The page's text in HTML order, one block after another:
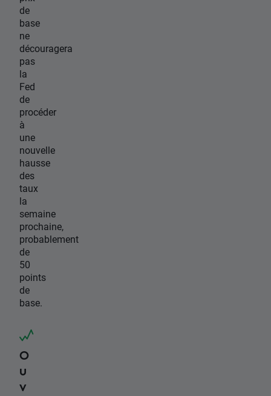
de
base
ne
découragera
pas
la
Fed
de
procéder
à
une
nouvelle
hausse
des
taux
la
semaine
prochaine,
probablement
de
50
points
de
base.
O
u
v